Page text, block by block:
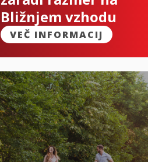
Bližnjem vzhodu
VEČ INFORMACIJ